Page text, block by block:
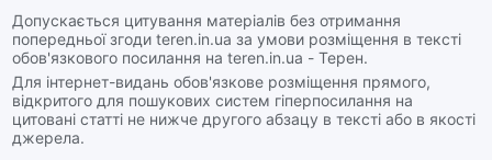
Допускається цитування матеріалів без отримання
попередньої згоди teren.in.ua за умови розміщення в тексті
обов'язкового посилання на teren.in.ua - Терен.
Для інтернет-видань обов'язкове розміщення прямого,
відкритого для пошукових систем гіперпосилання на
цитовані статті не нижче другого абзацу в тексті або в якості
джерела.